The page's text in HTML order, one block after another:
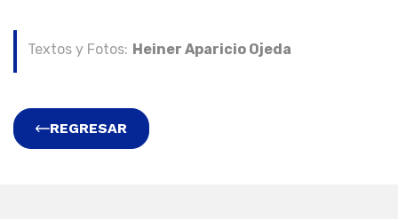
Textos y Fotos: Heiner Aparicio Ojeda
REGRESAR